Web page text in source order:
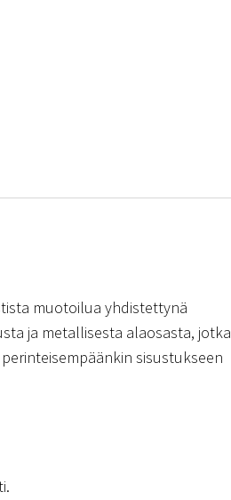
muotoilua yhdistettynä
ja metallisesta alaosasta, jotka
sisustukseen